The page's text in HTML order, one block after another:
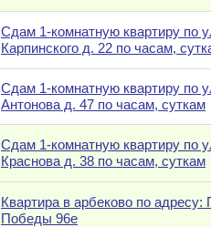
Сдам 1-комнатную квартиру по
Карпинского д. 22 по часам,
Сдам 1-комнатную квартиру по
Антонова д. 47 по часам, суткам
Сдам 1-комнатную квартиру по
Краснова д. 38 по часам, суткам
Квартира в арбеково по адресу:
Победы 96е